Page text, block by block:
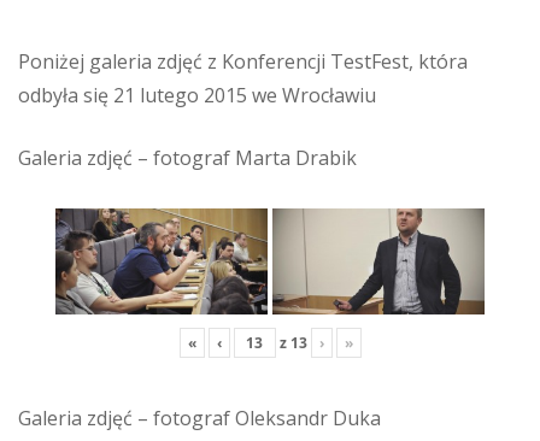
Poniżej galeria zdjęć z Konferencji TestFest, która
odbyła się 21 lutego 2015 we Wrocławiu
Galeria zdjęć – fotograf Marta Drabik
« ‹ z 13 › »
Galeria zdjęć – fotograf Oleksandr Duka